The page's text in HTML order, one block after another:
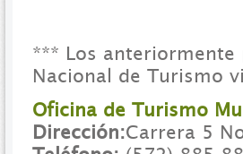
*** Los anteriormente
Nacional de Turismo
Oficina de Turismo
Dirección:Carrera 5